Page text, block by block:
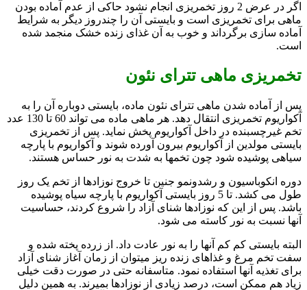
اگر در عرض 2 روز تخمریزی انجام نشود حاکی از عدم آماده بودن
ماهی برای تخمریزی است و بایستی آن را چندروز دیگر به شرایط
آماده سازی برگرداند و خوب به آن غذای زنده خشک منجمد شده
است.
تخمریزی ماهی تترای نئون
پس از آماده شدن ماهی تترای نئون ماده، بایستی دوباره آن را به
آکواریوم تخمریزی انتقال دهد. هر ماهی ماده می تواند 60 تا 130 عدد
تخم غیرچسبنده در داخل آکواریوم پخش نماید. پس از تخمریزی
بایستی مولدین از آکواریوم بیرون آورده شوند و آکواریوم با پارچه
سیاهی پوشیده شود چون تخمها به شدت به نور حساس هستند.
دوره انکوباسیون و رشدونمو جنین تا خروج نوزادها از تخم یک روز
طول می کشد. تا 5 روز بایستی آکواریوم با پارچه سیاه پوشیده
باشد. پس از این که نوزادها شنای آزاد را شروع کردند، حساسیت
آنها نسبت به نور کاسته می شود.
البته بایستی کم کم آنها را به نور عادت داد. از زرده پخته شده و
سفت تخم مرغ و غذاهای زنده ریز میتوان از زمان آغاز شنای آزاد
برای تغذیه آنها استفاده نمود. متاسفانه حتی در صورت دقت خیلی
زیاد هم ممکن است، درصد زیادی از نوزادها بمیرند. به همین دلیل